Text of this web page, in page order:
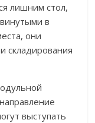
лишним стол,
в
они
складирования
выступать